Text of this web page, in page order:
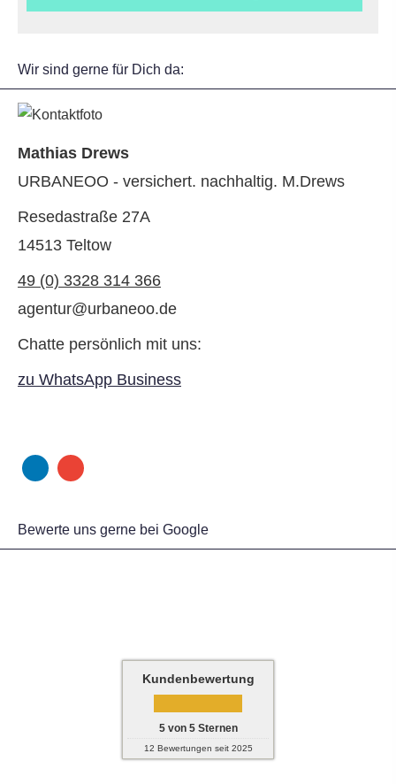
Wir sind gerne für Dich da:
Mathias Drews
URBANEOO - versichert. nachhaltig. M.Drews
Resedastraße 27A
14513 Teltow
49 (0) 3328 314 366
agentur@urbaneoo.de
Chatte persönlich mit uns:
zu WhatsApp Business
Bewerte uns gerne bei Google
Kundenbewertung
5von 5Sternen
12 Bewertungen seit 2025